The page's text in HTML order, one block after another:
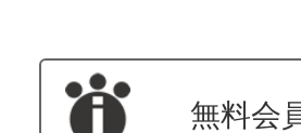
無料会